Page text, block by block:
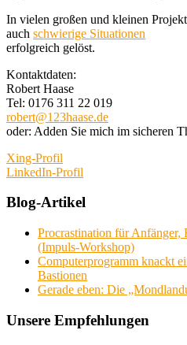
In vielen großen und kleinen
auch schwierige Situationen
erfolgreich gelöst.
Kontaktdaten:
Robert Haase
Tel: 0176 311 22 019
robert@123haase.de
oder: Adden Sie mich im sicheren
Xing-Profil
LinkedIn-Profil
Blog-Artikel
Procrastination für Anfänger,
(Impuls-Workshop)
Computerprogramm knackt
Bastionen
Gerade eben: Die
Unsere Empfehlungen